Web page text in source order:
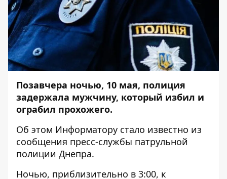
Позавчера ночью, 10 мая, полиция
задержала мужчину, который избил и
ограбил прохожего.
Об этом Информатору стало известно из
сообщения пресс-службы патрульной
полиции Днепра.
Ночью, приблизительно в 3:00, к